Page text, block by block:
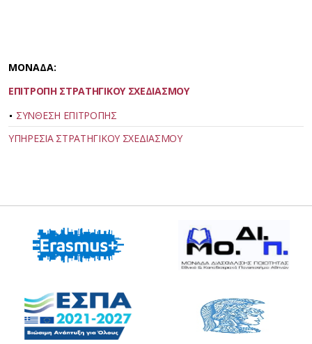
ΜΟΝΑΔΑ:
ΕΠΙΤΡΟΠΗ ΣΤΡΑΤΗΓΙΚΟΥ ΣΧΕΔΙΑΣΜΟΥ
ΣΥΝΘΕΣΗ ΕΠΙΤΡΟΠΗΣ
ΥΠΗΡΕΣΙΑ ΣΤΡΑΤΗΓΙΚΟΥ ΣΧΕΔΙΑΣΜΟΥ